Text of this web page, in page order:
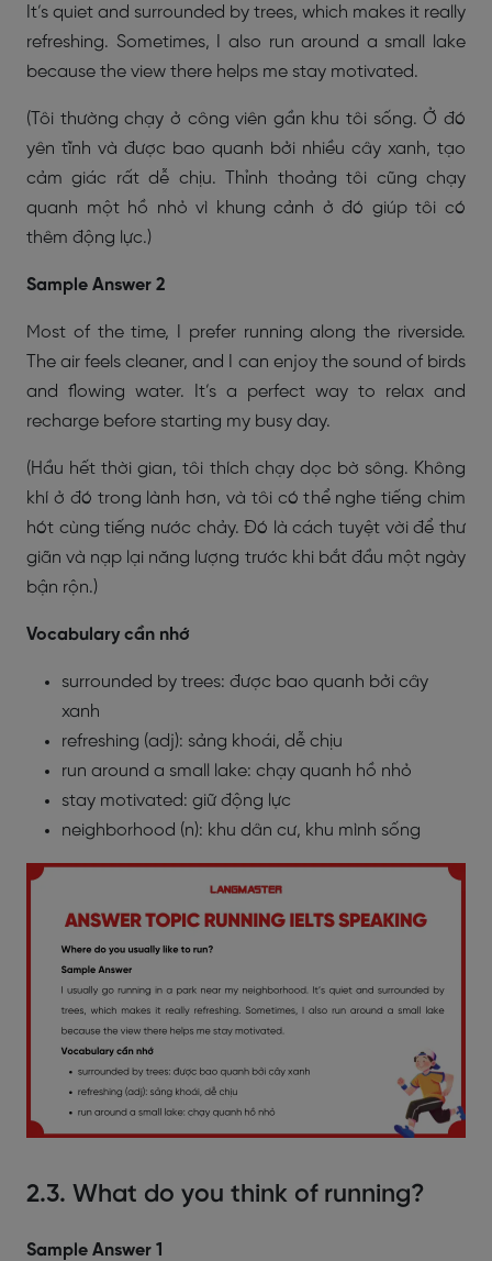
It’s quiet and surrounded by trees, which makes it really
refreshing. Sometimes, I also run around a small lake
because the view there helps me stay motivated.
(Tôi thường chạy ở công viên gần khu tôi sống. Ở đó
yên tĩnh và được bao quanh bởi nhiều cây xanh, tạo
cảm giác rất dễ chịu. Thỉnh thoảng tôi cũng chạy
quanh một hồ nhỏ vì khung cảnh ở đó giúp tôi có
thêm động lực.)
Sample Answer 2
Most of the time, I prefer running along the riverside.
The air feels cleaner, and I can enjoy the sound of birds
and flowing water. It’s a perfect way to relax and
recharge before starting my busy day.
(Hầu hết thời gian, tôi thích chạy dọc bờ sông. Không
khí ở đó trong lành hơn, và tôi có thể nghe tiếng chim
hót cùng tiếng nước chảy. Đó là cách tuyệt vời để thư
giãn và nạp lại năng lượng trước khi bắt đầu một ngày
bận rộn.)
Vocabulary cần nhớ
surrounded by trees: được bao quanh bởi cây
xanh
refreshing (adj): sảng khoái, dễ chịu
run around a small lake: chạy quanh hồ nhỏ
stay motivated: giữ động lực
neighborhood (n): khu dân cư, khu mình sống
2.3. What do you think of running?
Sample Answer 1